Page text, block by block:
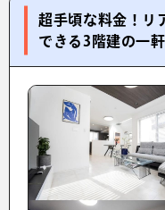
超手頃な料金！リ
できる3階建の一